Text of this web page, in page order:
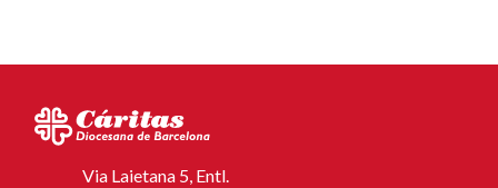
Via Laietana 5, Entl.